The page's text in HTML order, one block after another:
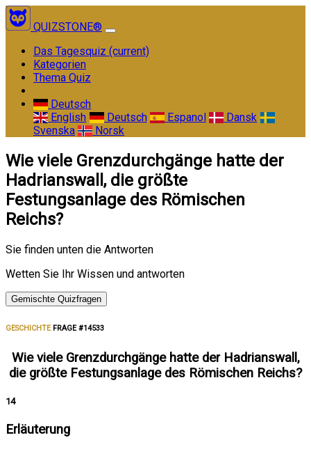
QUIZSTONE®
Das Tagesquiz (current)
Kategorien
Thema Quiz
Deutsch
English
Deutsch Espanol
Dansk
Svenska
Norsk
Wie viele Grenzdurchgänge hatte der
Hadrianswall, die größte
Festungsanlage des Römischen
Reichs?
Sie finden unten die Antworten
Wetten Sie Ihr Wissen und antworten
Gemischte Quizfragen
GESCHICHTEFRAGE #14533
Wie viele Grenzdurchgänge hatte der Hadrianswall,
die größte Festungsanlage des Römischen Reichs?
14
Erläuterung